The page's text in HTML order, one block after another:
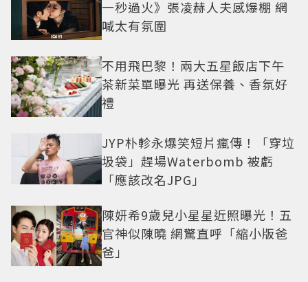
一秒過火》張凌赫人夫感爆棚 網
喊太有氛圍
不用飛巴黎！兩大五星飯店下午
茶新菜單曝光 再送保養、香氛好
禮
JYP朴軫永爆笑短片瘋傳！「穿垃
圾袋」趕場Waterbomb 被虧
「應該改名JPG」
陳妍希9歲兒小星星近照曝光！五
官神似陳曉 網驚直呼「縮小版爸
爸」